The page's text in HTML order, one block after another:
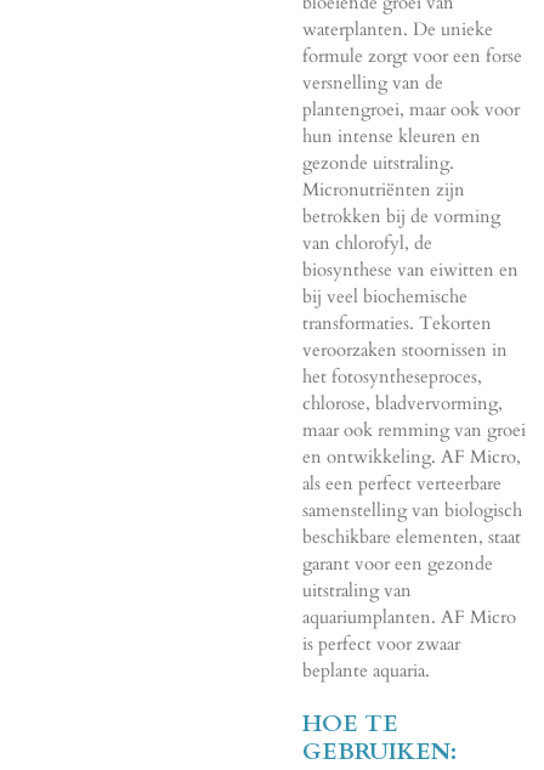
waterplanten. De unieke
formule zorgt voor een forse
versnelling van de
plantengroei, maar ook voor
hun intense kleuren en
gezonde uitstraling.
Micronutriënten zijn
betrokken bij de vorming
van chlorofyl, de
biosynthese van eiwitten en
bij veel biochemische
transformaties. Tekorten
veroorzaken stoornissen in
het fotosyntheseproces,
chlorose, bladvervorming,
maar ook remming van groei
en ontwikkeling. AF Micro,
als een perfect verteerbare
samenstelling van biologisch
beschikbare elementen, staat
garant voor een gezonde
uitstraling van
aquariumplanten. AF Micro
is perfect voor zwaar
beplante aquaria.
HOE TE
GEBRUIKEN: